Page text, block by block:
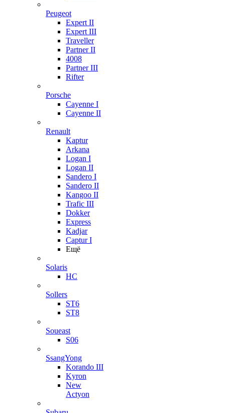
Peugeot
Expert II
Expert III
Traveller
Partner II
4008
Partner III
Rifter
Porsche
Cayenne I
Cayenne II
Renault
Kaptur
Arkana
Logan I
Logan II
Sandero I
Sandero II
Kangoo II
Trafic III
Dokker
Express
Kadjar
Captur I
Ещё
Solaris
HC
Sollers
ST6
ST8
Soueast
S06
SsangYong
Korando III
Kyron
New
Actyon